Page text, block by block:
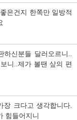
은건지 한쪽만 일방적
신분들 달러오르니..
니..제가 볼땐 샆의 편
장 크다고 생각합니다.
힘들어지니